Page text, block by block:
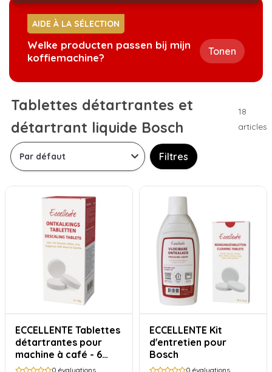
AIDE À LA SÉLECTION
Welke producten passen bij mijn
koffiemachine?
Tonen
Tablettes détartrantes et
détartrant liquide Bosch
18
articles
Filtres
ECCELLENTE Tablettes
détartrantes pour
machine à café - 6
pièces
0 évaluations
ECCELLENTE Kit
d'entretien pour
Bosch
0 évaluations